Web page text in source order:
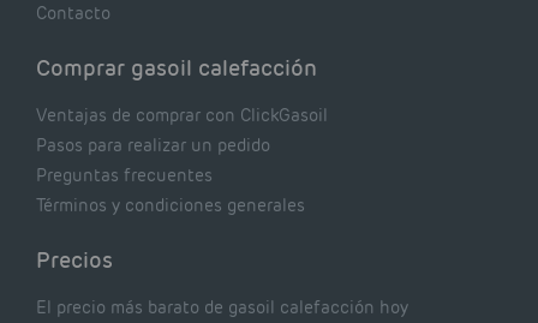
Contacto
Comprar gasoil calefacción
Ventajas de comprar con ClickGasoil
Pasos para realizar un pedido
Preguntas frecuentes
Términos y condiciones generales
Precios
El precio más barato de gasoil calefacción hoy